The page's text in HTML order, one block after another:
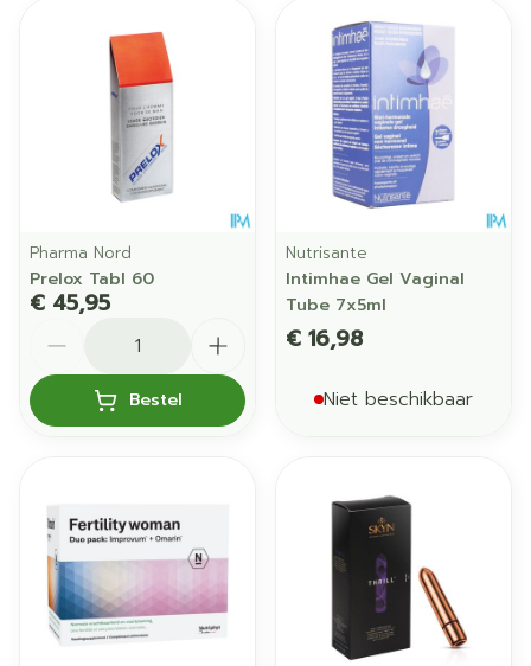
Pharma Nord
Prelox Tabl 60
€ 45,95
Bestel
Nutrisante
Intimhae Gel Vaginal
Tube 7x5ml
€ 16,98
Niet beschikbaar